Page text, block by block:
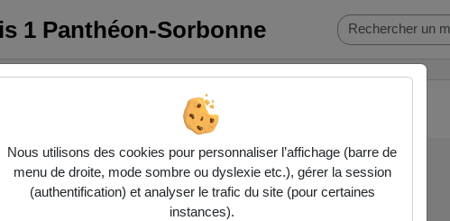
1 Panthéon-Sorbonne
Nous utilisons des cookies pour personnaliser l’affichage (barre de
menu de droite, mode sombre ou dyslexie etc.), gérer la session
(authentification) et analyser le trafic du site (pour certaines
instances).